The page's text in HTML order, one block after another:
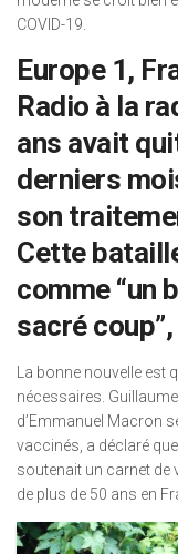
COVID-19.
Europe 1,
Radio à la
ans avait
derniers
son
Cette
comme “un
sacré
La bonne nouvelle est
nécessaires.
d’Emmanuel Macron
vaccinés, a déclaré
soutenait un carnet
de plus de 50 ans en